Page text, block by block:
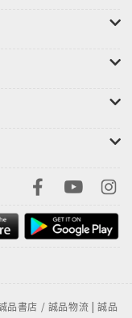
書店 / 誠品物流 | 誠品